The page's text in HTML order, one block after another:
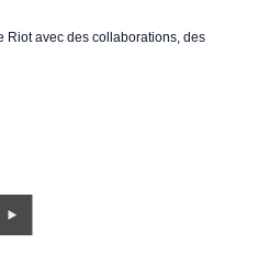
Riot avec des collaborations, des